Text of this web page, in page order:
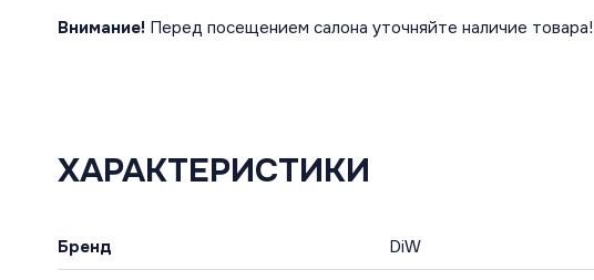
Внимание! Перед посещением салона уточняйте наличие товара!
ХАРАКТЕРИСТИКИ
Бренд DiW